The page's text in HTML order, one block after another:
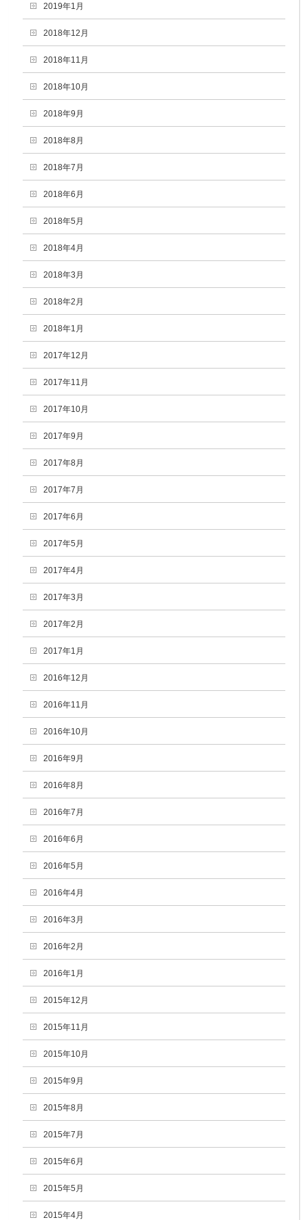
2019年1月
2018年12月
2018年11月
2018年10月
2018年9月
2018年8月
2018年7月
2018年6月
2018年5月
2018年4月
2018年3月
2018年2月
2018年1月
2017年12月
2017年11月
2017年10月
2017年9月
2017年8月
2017年7月
2017年6月
2017年5月
2017年4月
2017年3月
2017年2月
2017年1月
2016年12月
2016年11月
2016年10月
2016年9月
2016年8月
2016年7月
2016年6月
2016年5月
2016年4月
2016年3月
2016年2月
2016年1月
2015年12月
2015年11月
2015年10月
2015年9月
2015年8月
2015年7月
2015年6月
2015年5月
2015年4月